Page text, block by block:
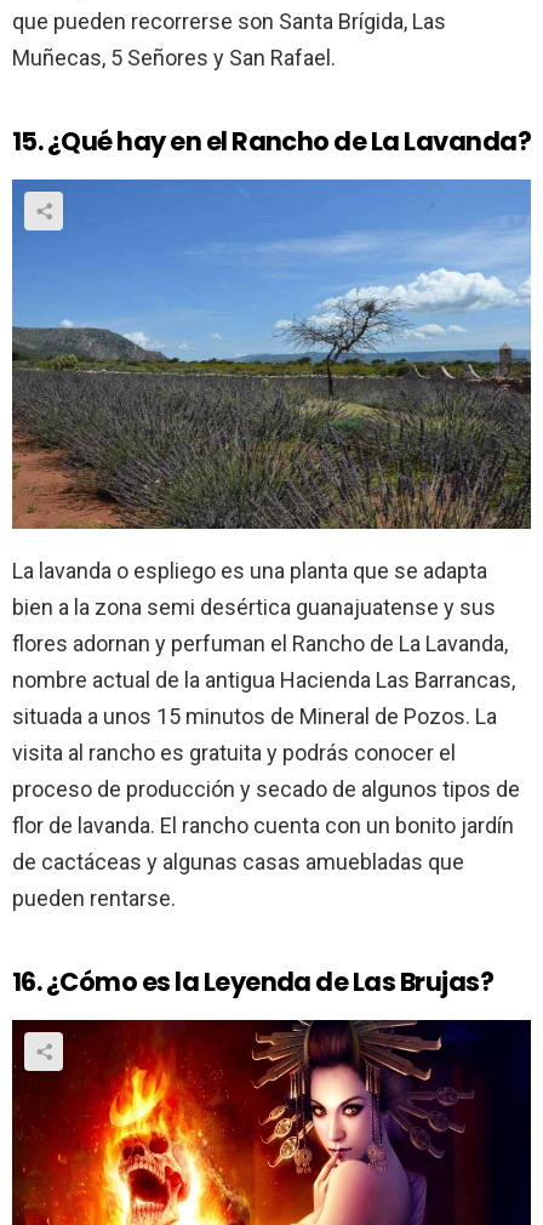
que pueden recorrerse son Santa Brígida, Las
Muñecas, 5 Señores y San Rafael.
15. ¿Qué hay en el Rancho de La Lavanda?
La lavanda o espliego es una planta que se adapta
bien a la zona semi desértica guanajuatense y sus
flores adornan y perfuman el Rancho de La Lavanda,
nombre actual de la antigua Hacienda Las Barrancas,
situada a unos 15 minutos de Mineral de Pozos. La
visita al rancho es gratuita y podrás conocer el
proceso de producción y secado de algunos tipos de
flor de lavanda. El rancho cuenta con un bonito jardín
de cactáceas y algunas casas amuebladas que
pueden rentarse.
16. ¿Cómo es la Leyenda de Las Brujas?